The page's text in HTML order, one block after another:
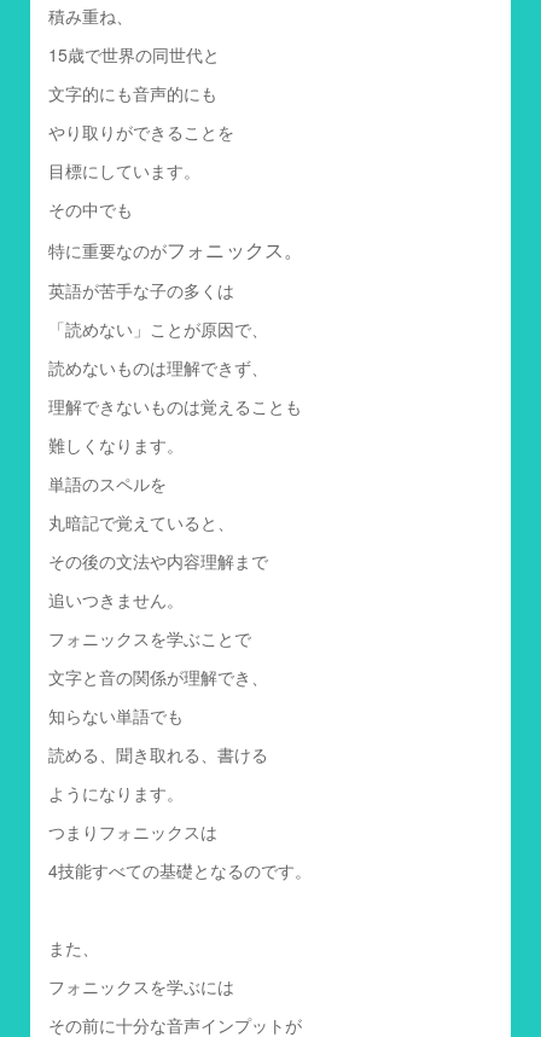
積み重ね、
15歳で世界の同世代と
文字的にも音声的にも
やり取りができることを
目標にしています。
その中でも
特に重要なのがフォニックス。
英語が苦手な子の多くは
「読めない」ことが原因で、
読めないものは理解できず、
理解できないものは覚えることも
難しくなります。
単語のスペルを
丸暗記で覚えていると、
その後の文法や内容理解まで
追いつきません。
フォニックスを学ぶことで
文字と音の関係が理解でき、
知らない単語でも
読める、聞き取れる、書ける
ようになります。
つまりフォニックスは
4技能すべての基礎となるのです。
また、
フォニックスを学ぶには
その前に十分な音声インプットが